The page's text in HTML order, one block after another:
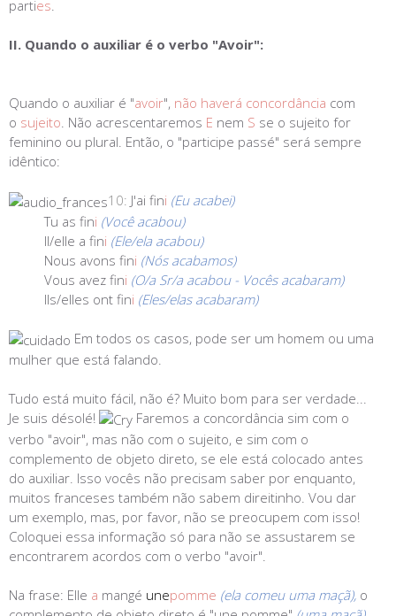
parties.
II. Quando o auxiliar é o verbo "Avoir":
Quando o auxiliar é "avoir", não haverá concordância com
o sujeito. Não acrescentaremos E nem S se o sujeito for
feminino ou plural. Então, o "participe passé" será sempre
idêntico:
10: J'ai fini (Eu acabei)
Tu as fini (Você acabou)
Il/elle a fini (Ele/ela acabou)
Nous avons fini (Nós acabamos)
Vous avez fini (O/a Sr/a acabou - Vocês acabaram)
Ils/elles ont fini (Eles/elas acabaram)
Em todos os casos, pode ser um homem ou uma
mulher que está falando.
Tudo está muito fácil, não é? Muito bom para ser verdade...
Je suis désolé!
Faremos a concordância sim com o
verbo "avoir", mas não com o sujeito, e sim com o
complemento de objeto direto, se ele está colocado antes
do auxiliar. Isso vocês não precisam saber por enquanto,
muitos franceses também não sabem direitinho. Vou dar
um exemplo, mas, por favor, não se preocupem com isso!
Coloquei essa informação só para não se assustarem se
encontrarem acordos com o verbo "avoir".
Na frase: Elle a mangé unepomme (ela comeu uma maçã), o